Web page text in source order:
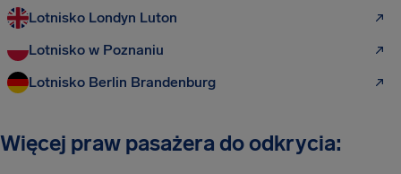
Lotnisko Londyn Luton
Lotnisko w Poznaniu
Lotnisko Berlin Brandenburg
Więcej praw pasażera do odkrycia: